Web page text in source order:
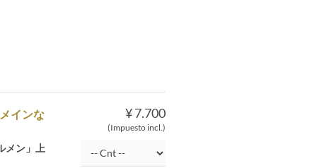
¥ 7.700
(Impuesto incl.)
インな
メン」上